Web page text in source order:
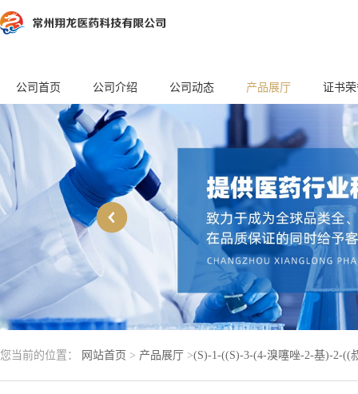
公司首页 公司介绍 公司动态 产品展厅 证书
您当前的位置： 网站首页 > 产品展厅 >(S)-1-((S)-3-(4-溴噻唑-2-基)-2-((